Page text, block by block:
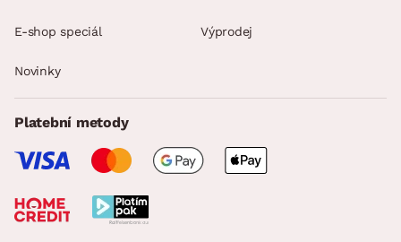
E-shop speciál Výprodej
Novinky
Platební metody